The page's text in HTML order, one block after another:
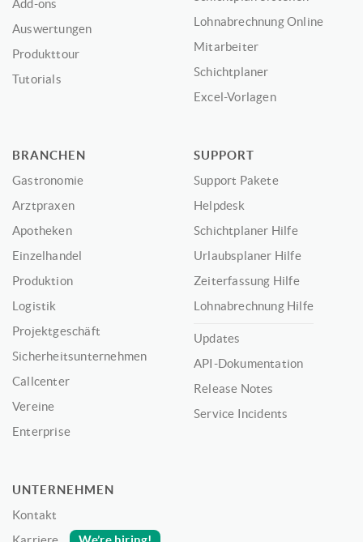
Add-ons
Auswertungen
Produkttour
Tutorials
Lohnabrechnung Online
Mitarbeiter
Schichtplaner
Excel-Vorlagen
BRANCHEN
Gastronomie
Arztpraxen
Apotheken
Einzelhandel
Produktion
Logistik
Projektgeschäft
Sicherheitsunternehmen
Callcenter
Vereine
Enterprise
SUPPORT
Support Pakete
Helpdesk
Schichtplaner Hilfe
Urlaubsplaner Hilfe
Zeiterfassung Hilfe
Lohnabrechnung Hilfe
Updates
API-Dokumentation
Release Notes
Service Incidents
UNTERNEHMEN
Kontakt